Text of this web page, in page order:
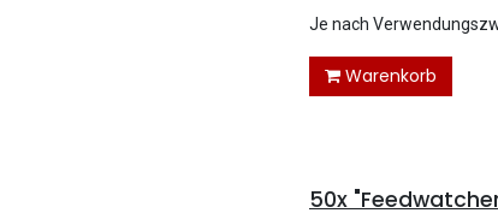
Je nach
Warenkorb
50x